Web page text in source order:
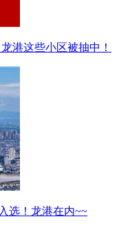
港这些小区被抽中！
选！龙港在内~~